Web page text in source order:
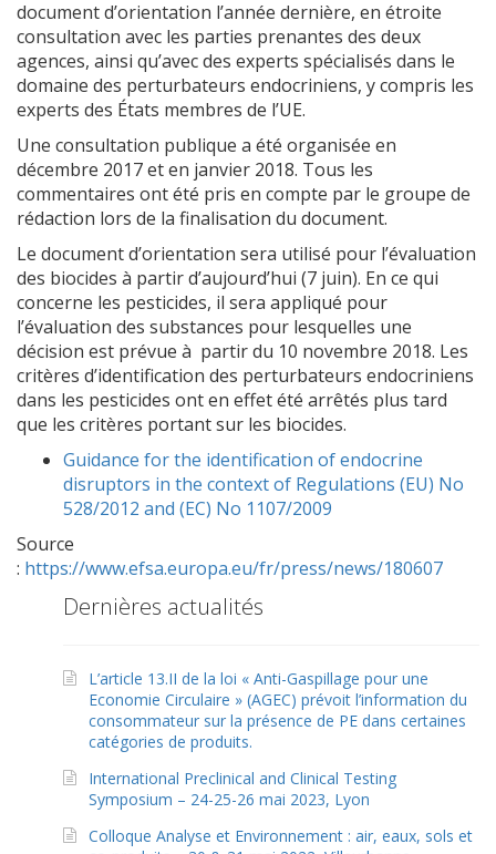
document d’orientation l’année dernière, en étroite
consultation avec les parties prenantes des deux
agences, ainsi qu’avec des experts spécialisés dans le
domaine des perturbateurs endocriniens, y compris les
experts des États membres de l’UE.
Une consultation publique a été organisée en
décembre 2017 et en janvier 2018. Tous les
commentaires ont été pris en compte par le groupe de
rédaction lors de la finalisation du document.
Le document d’orientation sera utilisé pour l’évaluation
des biocides à partir d’aujourd’hui (7 juin). En ce qui
concerne les pesticides, il sera appliqué pour
l’évaluation des substances pour lesquelles une
décision est prévue à partir du 10 novembre 2018. Les
critères d’identification des perturbateurs endocriniens
dans les pesticides ont en effet été arrêtés plus tard
que les critères portant sur les biocides.
Guidance for the identification of endocrine
disruptors in the context of Regulations (EU) No
528/2012 and (EC) No 1107/2009
Source
: https://www.efsa.europa.eu/fr/press/news/180607
Dernières actualités
L’article 13.II de la loi « Anti-Gaspillage pour une
Economie Circulaire » (AGEC) prévoit l’information du
consommateur sur la présence de PE dans certaines
catégories de produits.
International Preclinical and Clinical Testing
Symposium – 24-25-26 mai 2023, Lyon
Colloque Analyse et Environnement : air, eaux, sols et